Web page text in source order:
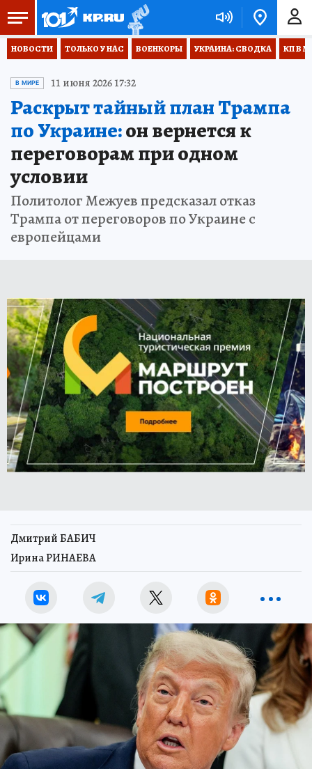
НОВОСТИ ТОЛЬКО У НАС ВОЕНКОРЫ УКРАИНА: СВОДКА КП В
В МИРЕ 11 июня 2026 17:32
Раскрыт тайный план Трампа
по Украине:он вернется к
переговорам при одном
условии
Политолог Межуев предсказал отказ
Трампа от переговоров по Украине с
европейцами
Дмитрий БАБИЧ
Ирина РИНАЕВА